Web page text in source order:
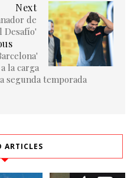
Next
de
Desafío'
la carga
segunda temporada
ARTICLES